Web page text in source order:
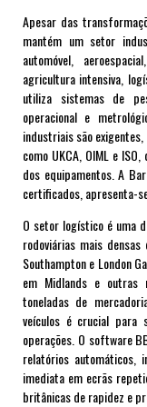
Apesar das
mantém um setor
automóvel,
agricultura intensiva,
utiliza sistemas de
operacional e
industriais são
como UKCA, OIML e
dos equipamentos. A
certificados, apresenta-
O setor logístico é uma
rodoviárias mais
Southampton e London
em Midlands e outras
toneladas de
veículos é crucial para
operações. O software
relatórios automáticos,
imediata em ecrãs
britânicas de rapidez e